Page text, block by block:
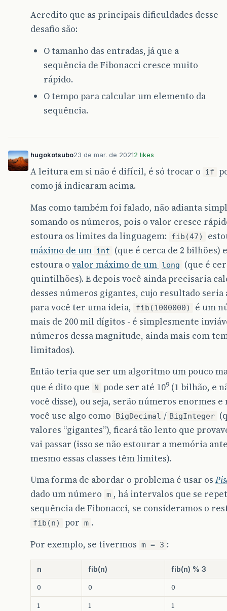
Acredito que as principais dificuldades desse
desafio são:
O tamanho das entradas, já que a
sequência de Fibonacci cresce muito
rápido.
O tempo para calcular um elemento da
sequência.
hugokotsubo23 de mar. de 20212 likes
A leitura em si não é difícil, é só trocar o if
como já indicaram acima.
Mas como também foi falado, não adianta
somando os números, pois o valor cresce
estoura os limites da linguagem:
fib(47)
máximo de um int
(que é cerca de 2 bilhões)
estoura o valor máximo de um long
(que é
quintilhões). E depois você ainda precisaria
desses números gigantes, cujo resultado seria
para você ter uma ideia,
fib(1000000)
é um
mais de 200 mil dígitos - é simplesmente
números dessa magnitude, ainda mais com
limitados).
Então teria que ser um algoritmo um pouco
que é dito que
N pode ser até 109 (1 bilhão, e
você disse), ou seja, serão números enormes e
você use algo como
BigDecimal / BigInteger
valores “gigantes”), ficará tão lento que
vai passar (isso se não estourar a memória
mesmo essas classes têm limites).
Uma forma de abordar o problema é usar os
dado um número m , há intervalos que se
sequência de Fibonacci, se consideramos o
fib(n) por m .
Por exemplo, se tivermos m = 3 :
n fib(n) fib(n) % 3
0 0
0
1
1
1